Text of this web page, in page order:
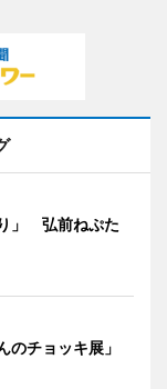
」 弘前ねぷた
のチョッキ展」